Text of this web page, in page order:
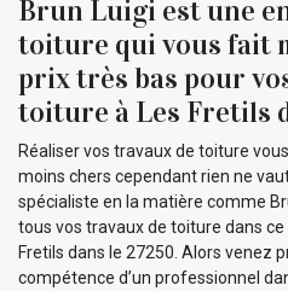
Brun Luigi est une
toiture qui vous fait
prix très bas pour
toiture à Les Fretils
Réaliser vos travaux de toiture
moins chers cependant rien ne
spécialiste en la matière comme
tous vos travaux de toiture dans
Fretils dans le 27250. Alors venez
compétence d’un professionnel